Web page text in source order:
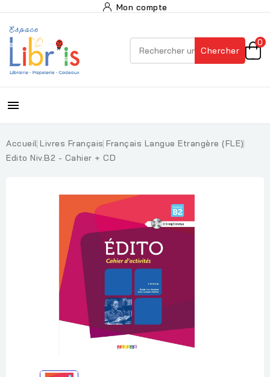
Mon compte
Chercher
0

Accueil Livres Français Français Langue Etrangère (FLE)
Edito Niv.B2 - Cahier + CD